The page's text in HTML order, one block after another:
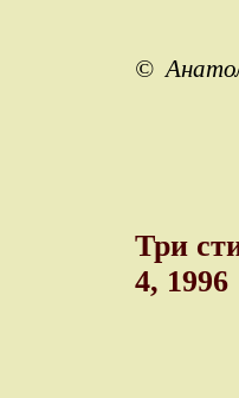
©
Три
4, 1996